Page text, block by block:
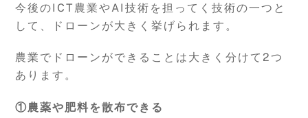
今後のICT農業やAI技術を担ってく技術の一つと
して、ドローンが大きく挙げられます。
農業でドローンができることは大きく分けて2つ
あります。
①農薬や肥料を散布できる